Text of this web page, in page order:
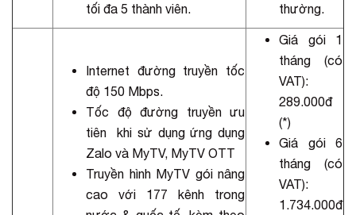
tối đa 5 thành viên.
thường.
Internet đường truyền tốc
độ 150 Mbps.
Tốc độ đường truyền ưu
tiên khi sử dụng ứng dụng
Zalo và MyTV, MyTV OTT
Truyền hình MyTV gói nâng
cao với 177 kênh trong
Giá gói 1
tháng (có
VAT):
289.000đ
(*)
Giá gói 6
tháng (có
VAT):
1.734.000đ